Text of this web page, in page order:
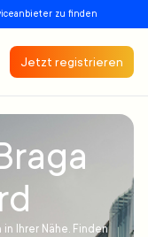
zu finden
Jetzt registrieren
Ihrer Nähe. Finden